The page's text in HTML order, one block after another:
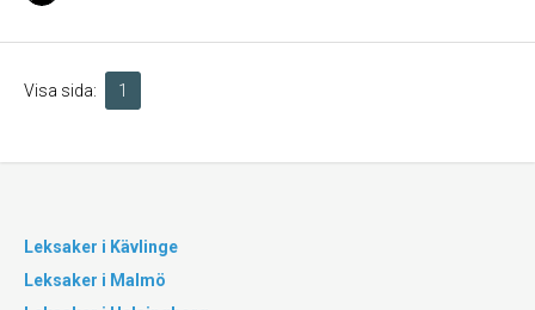
Visa sida: 1
Leksaker i Kävlinge
Leksaker i Malmö